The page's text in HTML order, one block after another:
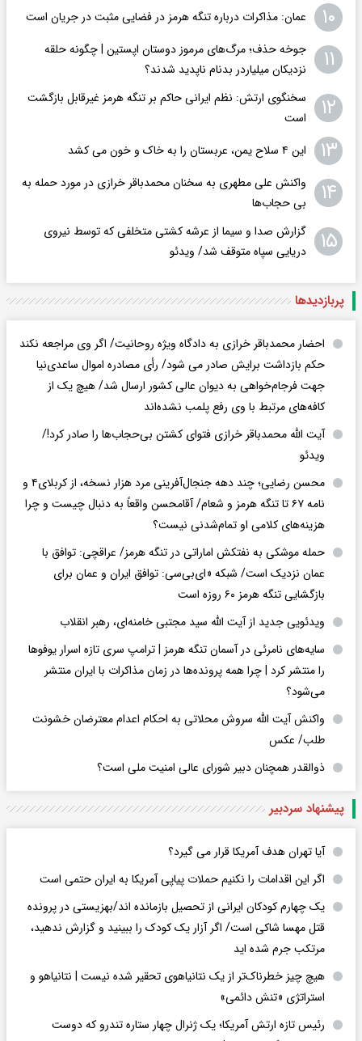
۱۰ عمان: مذاکرات درباره تنگه هرمز در فضایی مثبت در جریان است
۱۱
جوخه حذف؛ مرگ‌های مرموز دوستان اپستین | چگونه حلقه
نزدیکان میلیاردر بدنام ناپدید شدند؟
۱۲
سخنگوی ارتش: نظم ایرانی حاکم بر تنگه هرمز غیرقابل بازگشت
است
۱۳ این ۴ سلاح یمن، عربستان را به خاک و خون می کشد
۱۴
واکنش علی مطهری به سخنان محمدباقر خرازی در مورد حمله به
بی حجاب‌ها
۱۵
گزارش صدا و سیما از عرشه کشتی متخلفی که توسط نیروی
دریایی سپاه متوقف شد/ ویدئو
پربازدید‌ها
احضار محمدباقر خرازی به دادگاه ویژه روحانیت/ اگر وی مراجعه نکند
حکم بازداشت برایش صادر می شود/ رأی مصادره اموال ساعدی‌نیا
جهت فرجام‌خواهی به دیوان عالی کشور ارسال شد/ هیچ یک از
کافه‌های مرتبط با وی رفع پلمب نشده‌اند
آیت الله محمدباقر خرازی فتوای کشتن بی‌حجاب‌ها را صادر کرد!/
ویدئو
محسن رضایی؛ چند دهه جنجال‌آفرینی مرد هزار نسخه، از کربلای۴ و
نامه ۶۷ تا تنگه هرمز و شعام/ آقا‌محسن واقعاً به دنبال چیست و چرا
هزینه‌های کلامی او تمام‌شدنی نیست؟
حمله موشکی به نفتکش اماراتی در تنگه هرمز/ عراقچی: توافق با
عمان نزدیک است/ شبکه «ای‌بی‌سی: توافق ایران و عمان برای
بازگشایی تنگه هرمز ۶۰ روزه است
ویدئویی جدید از آیت الله سید مجتبی خامنه‌ای، رهبر انقلاب
سایه‌های نامرئی در آسمان تنگه هرمز | ترامپ سری تازه اسرار یوفوها
را منتشر کرد | چرا همه پرونده‌ها در زمان مذاکرات با ایران منتشر
می‌شود؟
واکنش آیت الله سروش محلاتی به احکام اعدام معترضان خشونت
طلب/ عکس
ذوالقدر همچنان دبیر شورای ‌عالی امنیت ملی است؟
پیشنهاد سردبیر
آیا تهران هدف آمریکا قرار می گیرد؟
اگر این اقدامات را نکنیم حملات پیاپی آمریکا به ایران حتمی است
یک چهارم کودکان ایرانی از تحصیل بازمانده اند/بهزیستی در پرونده
قتل مهسا شاکی است/ اگر آزار یک کودک را ببینید و گزارش ندهید،
مرتکب جرم شده اید
هیچ چیز خطرناک‌تر از یک نتانیاهوی تحقیر شده نیست | نتانیاهو و
استراتژی «تنش دائمی»
رئیس تازه ارتش آمریکا؛ یک ژنرال چهار ستاره تندرو که دوست